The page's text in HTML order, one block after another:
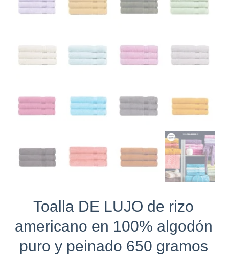
Toalla DE LUJO de rizo
americano en 100% algodón
puro y peinado 650 gramos